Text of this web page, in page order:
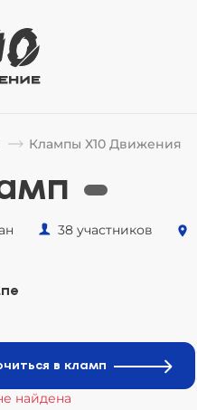
Клампы Х10 Движения
38 участников
в кламп
найдена